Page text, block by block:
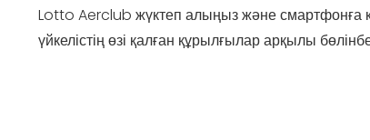
Lotto Aerclub жүктеп алыңыз және смартфонға
үйкелістің өзі қалған құрылғылар арқылы